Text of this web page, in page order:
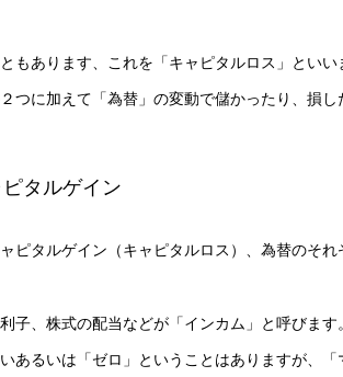
もあります、これを「キャピタルロス」といい
つに加えて「為替」の変動で儲かったり、損し
タルゲイン
ピタルゲイン（キャピタルロス）、為替のそれ
子、株式の配当などが「インカム」と呼びます
あるいは「ゼロ」ということはありますが、